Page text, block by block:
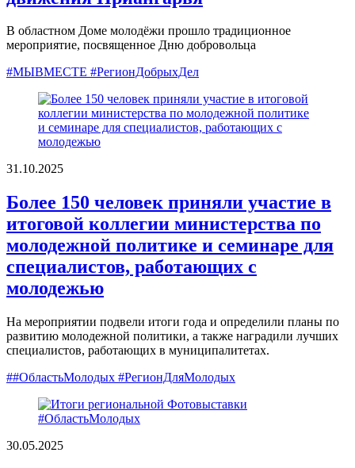
В областном Доме молодёжи прошло традиционное
мероприятие, посвященное Дню добровольца
#МЫВМЕСТЕ #РегионДобрыхДел
31.10.2025
Более 150 человек приняли участие в
итоговой коллегии министерства по
молодежной политике и семинаре для
специалистов, работающих с
молодежью
На мероприятии подвели итоги года и определили планы по
развитию молодежной политики, а также наградили лучших
специалистов, работающих в муниципалитетах.
##ОбластьМолодых #РегионДляМолодых
30.05.2025